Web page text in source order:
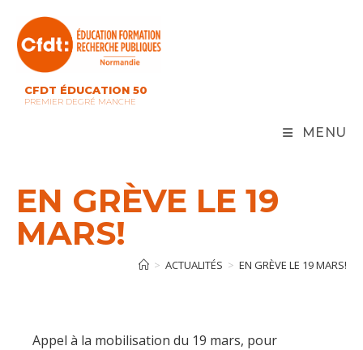
content
CFDT ÉDUCATION 50
PREMIER DEGRÉ MANCHE
MENU
EN GRÈVE LE 19
MARS!
> ACTUALITÉS > EN GRÈVE LE 19 MARS!
Appel à la mobilisation du 19 mars, pour